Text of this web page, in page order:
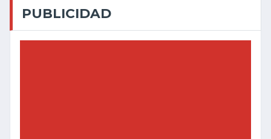
PUBLICIDAD